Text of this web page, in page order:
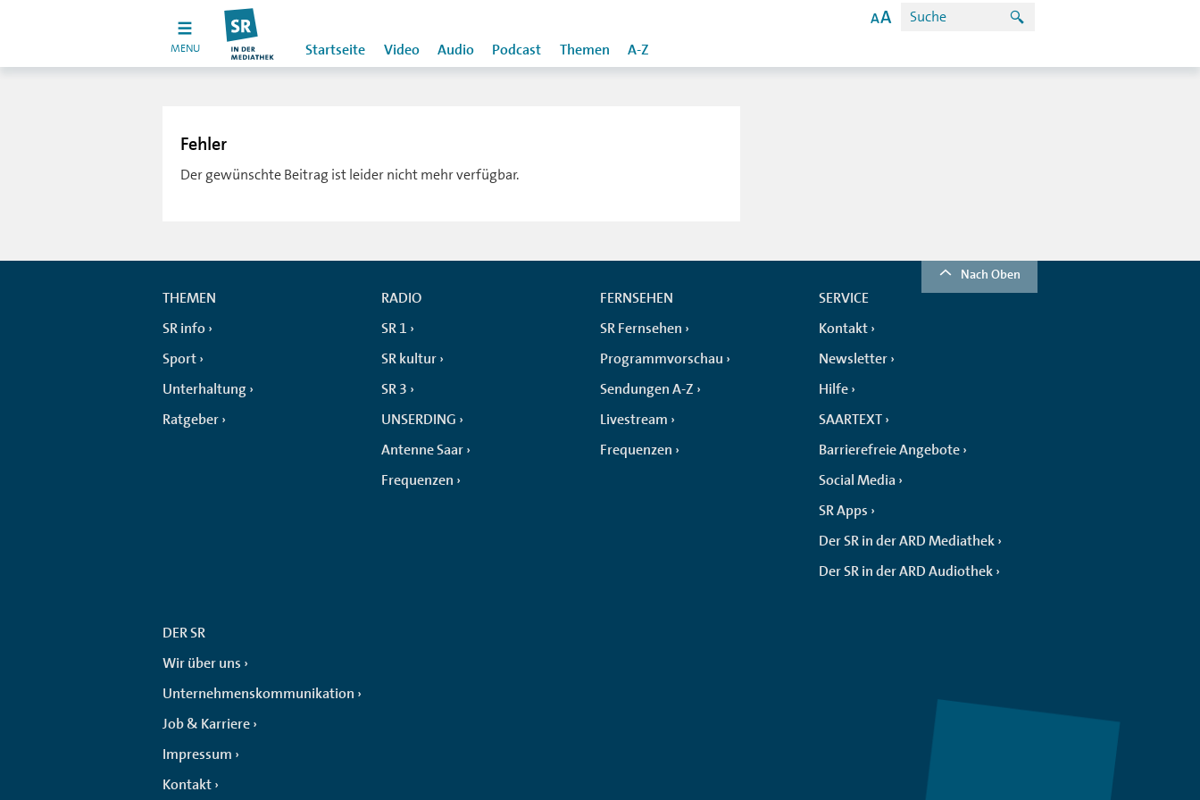
MENU Startseite Video Audio Podcast Themen A-Z
Fehler
Der gewünschte Beitrag ist leider nicht mehr verfügbar.
Nach Oben
THEMEN
SR info
Sport
Unterhaltung
Ratgeber
RADIO
SR 1
SR kultur
SR 3
UNSERDING
Antenne Saar
Frequenzen
FERNSEHEN
SR Fernsehen
Programmvorschau
Sendungen A-Z
Livestream
Frequenzen
SERVICE
Kontakt
Newsletter
Hilfe
SAARTEXT
Barrierefreie Angebote
Social Media
SR Apps
Der SR in der ARD Mediathek
Der SR in der ARD Audiothek
DER SR
Wir über uns
Unternehmenskommunikation
Job & Karriere
Impressum
Kontakt